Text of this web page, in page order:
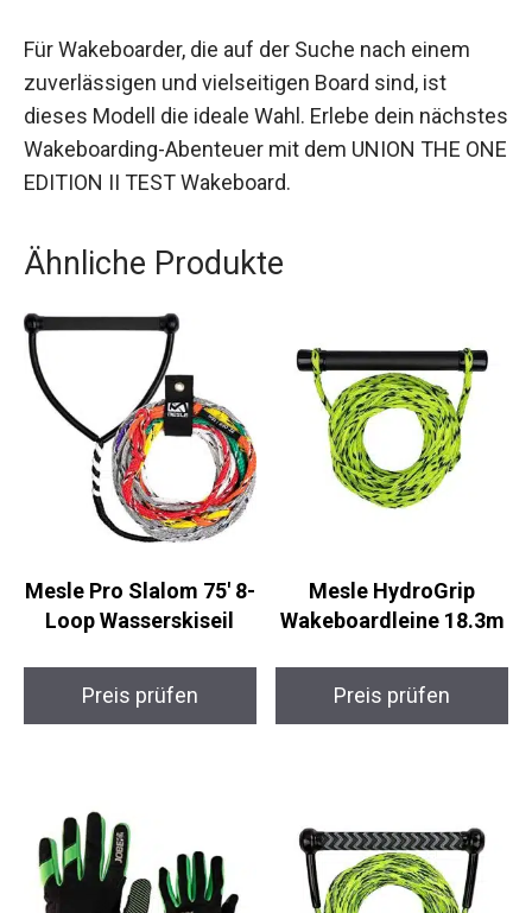
Für Wakeboarder, die auf der Suche nach einem
zuverlässigen und vielseitigen Board sind, ist
dieses Modell die ideale Wahl. Erlebe dein nächstes
Wakeboarding-Abenteuer mit dem UNION THE ONE
EDITION II TEST Wakeboard.
Ähnliche Produkte
Mesle Pro Slalom 75′ 8-
Loop Wasserskiseil
Preis prüfen
Mesle HydroGrip
Wakeboardleine 18.3m
Preis prüfen